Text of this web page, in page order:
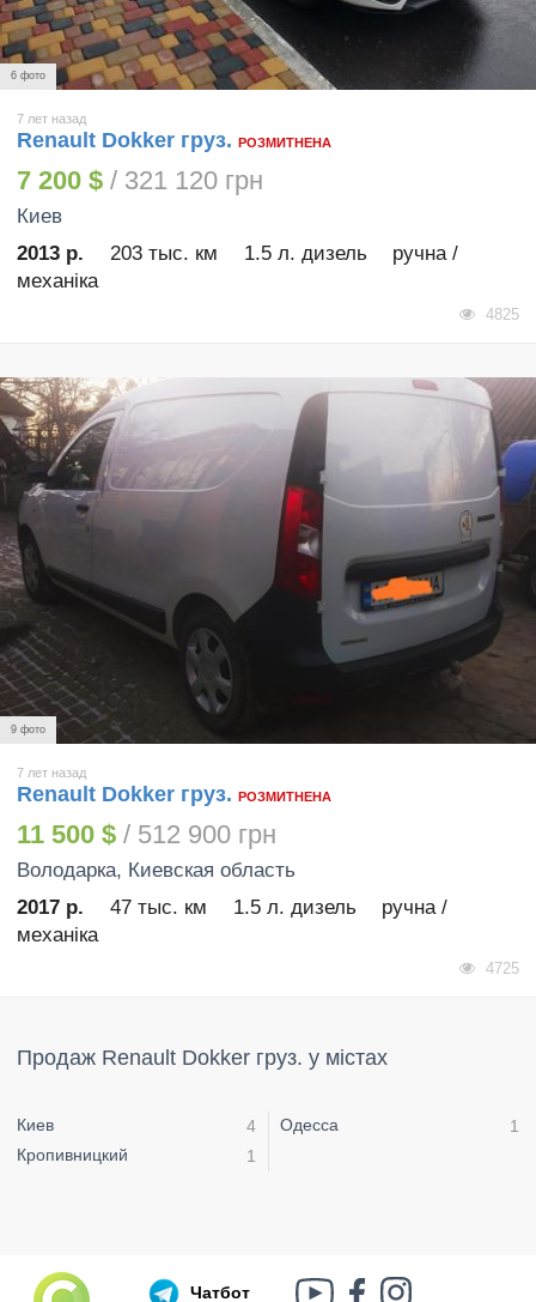
6 фото
7 лет назад
Renault Dokker груз. РОЗМИТНЕНА
7 200 $ / 321 120 грн
Киев
2013 р.
203 тыс. км 1.5 л. дизель
ручна /
механіка
4825
9 фото
7 лет назад
Renault Dokker груз. РОЗМИТНЕНА
11 500 $ / 512 900 грн
Володарка, Киевская область
2017 р.
47 тыс. км 1.5 л. дизель
ручна /
механіка
4725
Продаж Renault Dokker груз. у містах
Киев
4
Кропивницкий
1
Одесса 1
Чатбот